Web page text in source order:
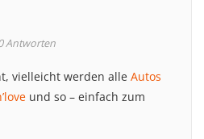
Antworten
vielleicht werden alle Autos
und so – einfach zum